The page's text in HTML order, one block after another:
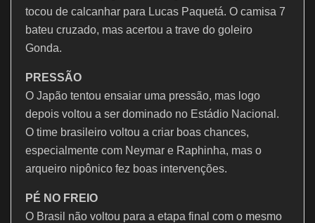
tocou de calcanhar para Lucas Paquetá. O camisa 7
bateu cruzado, mas acertou a trave do goleiro
Gonda.
PRESSÃO
O Japão tentou ensaiar uma pressão, mas logo
depois voltou a ser dominado no Estádio Nacional.
O time brasileiro voltou a criar boas chances,
especialmente com Neymar e Raphinha, mas o
arqueiro nipônico fez boas intervenções.
PÉ NO FREIO
O Brasil não voltou para a etapa final com o mesmo